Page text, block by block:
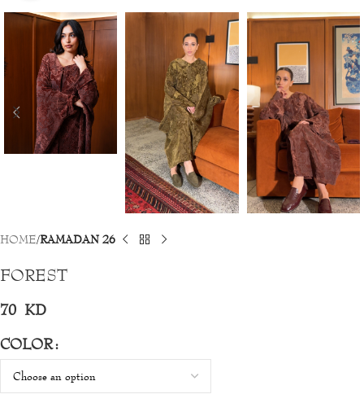
HOME RAMADAN 26
FOREST
70 KD
COLOR